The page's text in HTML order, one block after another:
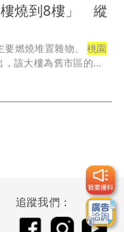
樓燒到8樓」 縱
燃燒堆置雜物。 桃園
該大樓為舊市區的...
追蹤我們：